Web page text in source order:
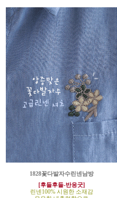
1828꽃다발자수린넨남방
[후들후들-반응굿]
린넨100% 시원한 소재감